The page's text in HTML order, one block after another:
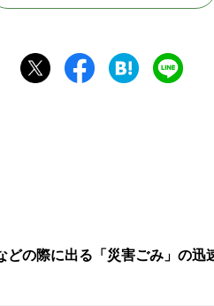
どの際に出る「災害ごみ」の